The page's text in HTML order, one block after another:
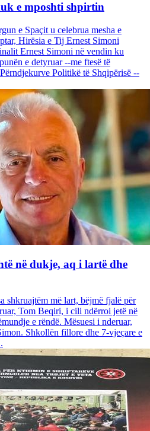
e mposhti shpirtin
e Spaçit u celebrua mesha e
Hirësia e Tij Ernest Simoni
Ernest Simoni në vendin ku
e detyruar --me ftesë të
Politikë të Shqipërisë --
në dukje, aq i lartë dhe
shkruajtëm më lart, bëjmë fjalë për
Tom Beqiri, i cili ndërroi jetë në
e rëndë. Mësuesi i nderuar,
Shkollën fillore dhe 7-vjeçare e